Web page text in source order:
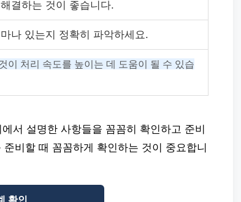
결하는 것이 좋습니다.
나 있는지 정확히 파악하세요.
이 처리 속도를 높이는 데 도움이 될 수 있습
서 설명한 사항들을 꼼꼼히 확인하고 준비
비할 때 꼼꼼하게 확인하는 것이 중요합니
확인